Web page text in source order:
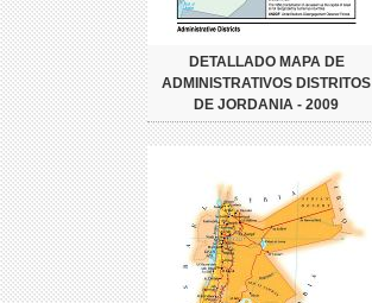
DETALLADO MAPA DE
ADMINISTRATIVOS DISTRITOS
DE JORDANIA - 2009